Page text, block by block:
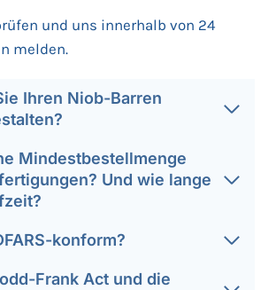
und uns innerhalb von 24
melden.
Ihren Niob-Barren
Mindestbestellmenge
Und wie lange
konform?
Frank Act und die